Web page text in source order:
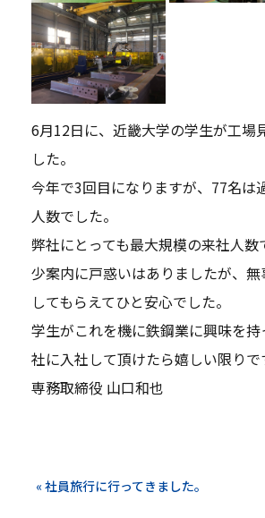
6月12日に、近畿大学の学生が工場
した。
今年で3回目になりますが、77名は
人数でした。
弊社にとっても最大規模の来社人数
少案内に戸惑いはありましたが、
してもらえてひと安心でした。
学生がこれを機に鉄鋼業に興味を持
社に入社して頂けたら嬉しい限りで
専務取締役 山口和也
« 社員旅行に行ってきました。